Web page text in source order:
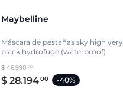
Maybelline
Máscara de pestañas sky high very
black hydrofuge (waterproof)
$ 46.990 00
$ 28.19400 -40%